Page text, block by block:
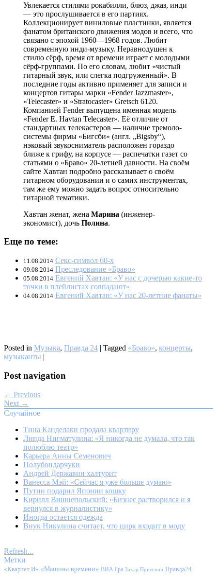
Увлекается стилями рокабилли, блюз, джаз, инди
— это прослушивается в его партиях.
Коллекционирует виниловые пластинки, является
фанатом британского движения модов и всего, что
связано с эпохой 1960—1968 годов. Любит
современную инди-музыку. Неравнодушен к
стилю сёрф, время от времени играет с молодыми
сёрф-группами. По его словам, любит «чистый
гитарный звук, или слегка подгруженный». В
последние годы активно применяет для записи и
концертов гитары марки «Fender Jazzmaster»,
«Telecaster» и «Stratocaster» Gretsch 6120.
Компанией Fender выпущена именная модель
«Fender E. Havtan Telecaster». Её отличие от
стандартных телекастеров — наличие тремоло-
системы фирмы «Бигсби» (англ. „Bigsby“),
нэковый звукосниматель расположен гораздо
ближе к грифу, на корпусе — распечатки газет со
статьями о «Браво» 20-летней давности. На своём
сайте Хавтан подробно рассказывает о своём
гитарном оборудовании и о самих инструментах,
там же ему можно задать вопрос относительно
гитарной тематики.
Хавтан женат, жена Марина (инженер-
экономист), дочь Полина.
Еще по теме:
11.08.2014 Секс-символ 60-х
09.08.2014 Преследование «Браво»
05.08.2014 Евгений Хавтан: «У нас с дочерью какие-то
точки в плейлистах совпадают»
04.08.2014 Евгений Хавтан: «У нас 20-летние фанаты»
Posted in Музыка, Правда 24 | Tagged «Браво», концерты,
музыканты |
Post navigation
← Previous
Next →
Случайное
Тина Канделаки продала квартиру
Линда Нигматулина: «Я никогда не думала, что так
полюблю театр»
Карьера Анны Семенович
Полубондарчуки
Андрей Державин халтурит
Ванесса Мэй: «Сейчас я уже больше думаю»
Путин подарил Японии кошку
Кирилл Вишнепольский: «Бизнес растворился и я
вернулся в журналистику»
Иногда остается одежда
Внук Никулина считает, что цирк входит в моду
Refresh...
Метки
«Квартет И» «Машина времени» ВИА Гра Захар Прилепин Правда24